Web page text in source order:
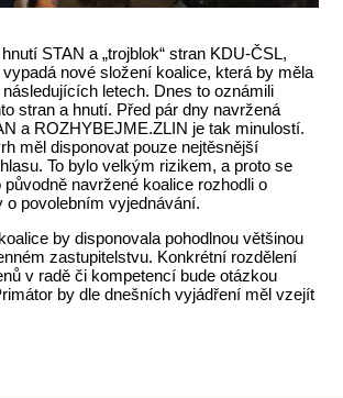
STAN a „trojblok“ stran KDU-ČSL,
nové složení koalice, která by měla
letech. Dnes to oznámili
stran a hnutí. Před pár dny navržená
a ROZHYBEJME.ZLIN je tak minulostí.
měl disponovat pouze nejtěsnější
To bylo velkým rizikem, a proto se
navržené koalice rozhodli o
o povolebním vyjednávání.
by disponovala pohodlnou většinou
zastupitelstvu. Konkrétní rozdělení
v radě či kompetencí bude otázkou
by dle dnešních vyjádření měl vzejít